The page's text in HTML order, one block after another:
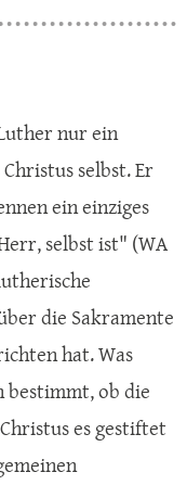
nur ein
selbst. Er
ein einziges
selbst ist" (WA
die Sakramente
hat. Was
ob die
es gestiftet